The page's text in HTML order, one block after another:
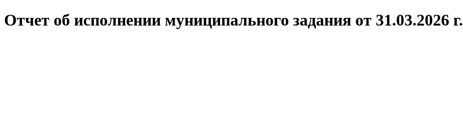
Отчет об исполнении муниципального задания от 31.03.2026 г.